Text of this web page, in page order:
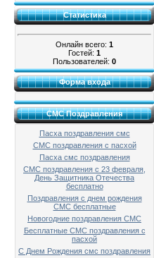
Статистика
Онлайн всего: 1
Гостей: 1
Пользователей: 0
Форма входа
СМС Поздравления
Пасха поздравления смс
СМС поздравления с пасхой
Пасха смс поздравления
СМС поздравления с 23 февраля,
День Защитника Отечества
бесплатно
Поздравления с днем рождения
СМС бесплатные
Новогодние поздравления СМС
Бесплатные СМС поздравления с
пасхой
С Днем Рождения смс поздравления